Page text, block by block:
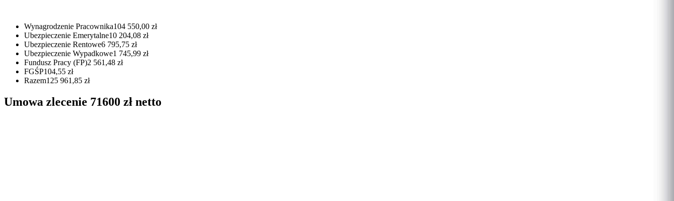
Wynagrodzenie Pracownika104 550,00 zł
Ubezpieczenie Emerytalne10 204,08 zł
Ubezpieczenie Rentowe6 795,75 zł
Ubezpieczenie Wypadkowe1 745,99 zł
Fundusz Pracy (FP)2 561,48 zł
FGŚP104,55 zł
Razem125 961,85 zł
Umowa zlecenie 71600 zł netto